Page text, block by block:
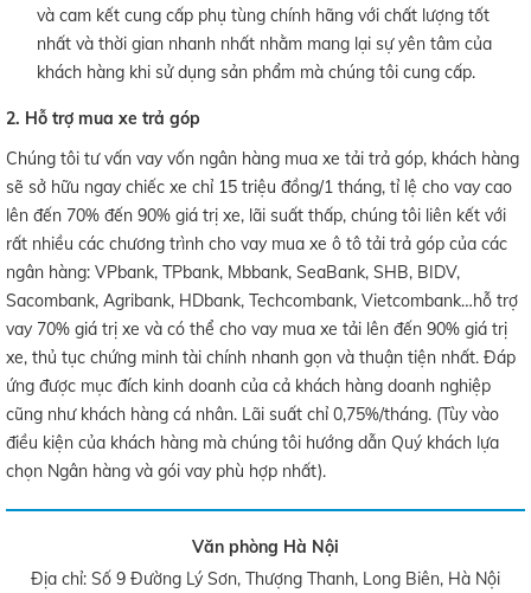
và cam kết cung cấp phụ tùng chính hãng với chất lượng tốt
nhất và thời gian nhanh nhất nhằm mang lại sự yên tâm của
khách hàng khi sử dụng sản phẩm mà chúng tôi cung cấp.
2. Hỗ trợ mua xe trả góp
Chúng tôi tư vấn vay vốn ngân hàng mua xe tải trả góp, khách hàng
sẽ sở hữu ngay chiếc xe chỉ 15 triệu đồng/1 tháng, tỉ lệ cho vay cao
lên đến 70% đến 90% giá trị xe, lãi suất thấp, chúng tôi liên kết với
rất nhiều các chương trình cho vay mua xe ô tô tải trả góp của các
ngân hàng: VPbank, TPbank, Mbbank, SeaBank, SHB, BIDV,
Sacombank, Agribank, HDbank, Techcombank, Vietcombank…hỗ trợ
vay 70% giá trị xe và có thể cho vay mua xe tải lên đến 90% giá trị
xe, thủ tục chứng minh tài chính nhanh gọn và thuận tiện nhất. Đáp
ứng được mục đích kinh doanh của cả khách hàng doanh nghiệp
cũng như khách hàng cá nhân. Lãi suất chỉ 0,75%/tháng. (Tùy vào
điều kiện của khách hàng mà chúng tôi hướng dẫn Quý khách lựa
chọn Ngân hàng và gói vay phù hợp nhất).
Văn phòng Hà Nội
Địa chỉ: Số 9 Đường Lý Sơn, Thượng Thanh, Long Biên, Hà Nội